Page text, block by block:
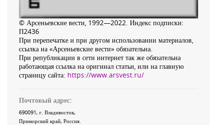
© Арсеньевские вести, 1992—2022. Индекс подписки:
П2436
При перепечатке и при другом использовании материалов,
ссылка на «Арсеньевские вести» обязательна.
При републикации в сети интернет так же обязательна
работающая ссылка на оригинал статьи, или на главную
страницу сайта: https://www.arsvest.ru/
Почтовый адрес:
690091, г. Владивосток,
Приморский край, Россия